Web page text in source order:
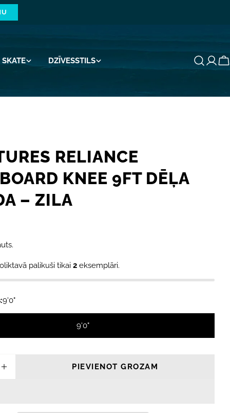
SKATE DZĪVESSTILS
logā
RELIANCE
KNEE 9FT DĒĻA
– ZILA
palikuši tikai2 eksemplāri.
9'0"
9'0"
PIEVIENOT GROZAM